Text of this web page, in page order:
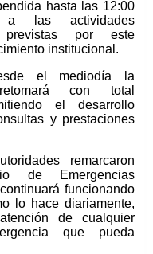
hasta las 12:00
a las actividades
previstas por este
institucional.
el mediodía la
con total
el desarrollo
y prestaciones
remarcaron
de Emergencias
funcionando
lo hace diariamente,
de cualquier
que pueda